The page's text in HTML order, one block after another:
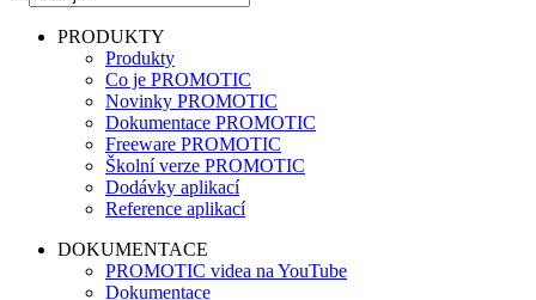
PRODUKTY
Produkty
Co je PROMOTIC
Novinky PROMOTIC
Dokumentace PROMOTIC
Freeware PROMOTIC
Školní verze PROMOTIC
Dodávky aplikací
Reference aplikací
DOKUMENTACE
PROMOTIC videa na YouTube
Dokumentace